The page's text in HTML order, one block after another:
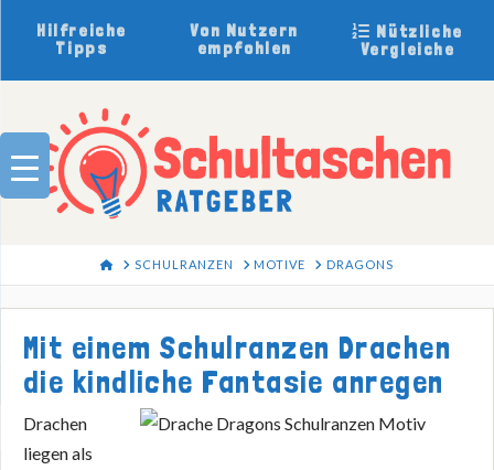
Hilfreiche
Tipps
Von Nutzern
empfohlen
Nützliche
Vergleiche
HOMESCHULRANZEN MOTIVE DRAGONS
Mit einem Schulranzen Drachen
die kindliche Fantasie anregen
Drachen
liegen als